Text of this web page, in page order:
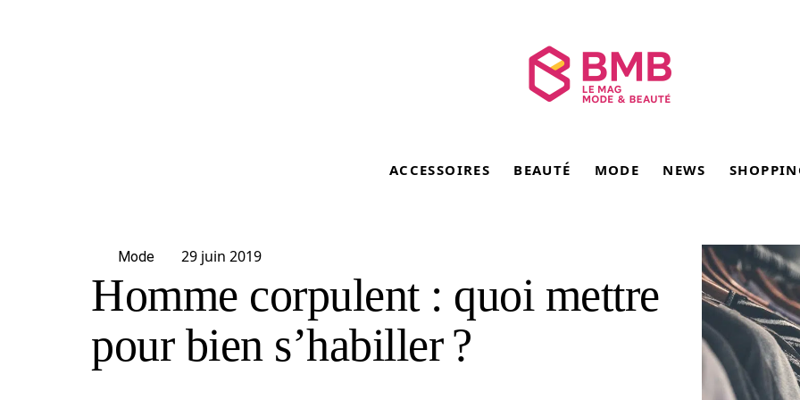
ACCESSOIRES BEAUTÉ MODE NEWS
Mode 29 juin 2019
Homme corpulent : quoi mettre
pour bien s’habiller ?